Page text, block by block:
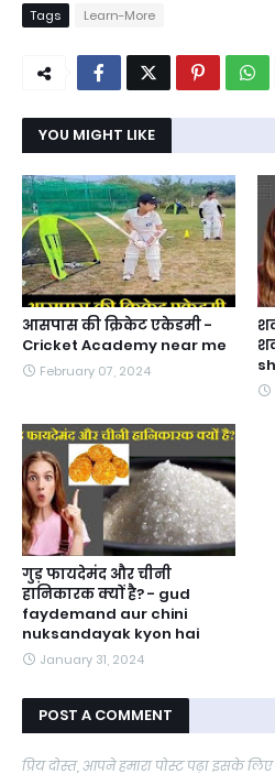
Tags Learn-More
YOU MIGHT LIKE
आसपास की क्रिकेट एकेडमी -
Cricket Academy near me
February 07, 2024
गुड़ फायदेमंद और चीनी
हानिकारक क्यों है? - gud
faydemand aur chini
nuksandayak kyon hai
January 31, 2024
POST A COMMENT
प्रिय दोस्त, आपने हमारा पोस्ट पढ़ा इसके